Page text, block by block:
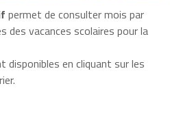
permet de consulter mois par
des vacances scolaires pour la
en cliquant sur les